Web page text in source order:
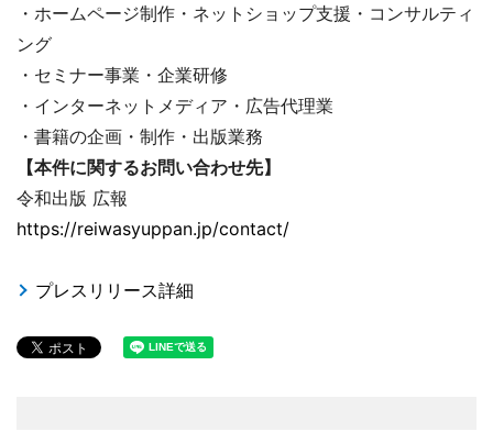
・ホームページ制作・ネットショップ支援・コンサルティ
ング
・セミナー事業・企業研修
・インターネットメディア・広告代理業
・書籍の企画・制作・出版業務
【本件に関するお問い合わせ先】
令和出版 広報
https://reiwasyuppan.jp/contact/
プレスリリース詳細